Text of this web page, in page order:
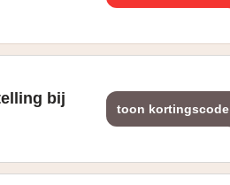
bij
toon kortingscode